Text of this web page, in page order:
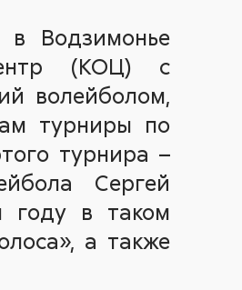
Водзимонье
(КОЦ) с
волейболом,
турниры по
турнира –
Сергей
году в таком
а также